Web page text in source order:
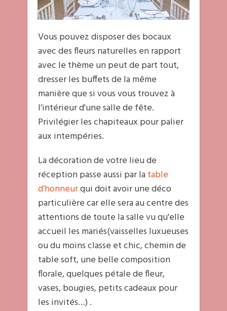
Vous pouvez disposer des bocaux
avec des fleurs naturelles en rapport
avec le thème un peut de part tout,
dresser les buffets de la même
manière que si vous vous trouvez à
l’intérieur d'une salle de fête.
Privilégier les chapiteaux pour palier
aux intempéries.
La décoration de votre lieu de
réception passe aussi par latable
d’honneurqui doit avoir une déco
particulière car elle sera au centre des
attentions de toute la salle vu qu'elle
accueil les mariés(vaisselles luxueuses
ou du moins classe et chic, chemin de
table soft, une belle composition
florale, quelques pétale de fleur,
vases, bougies, petits cadeaux pour
les invités…) .